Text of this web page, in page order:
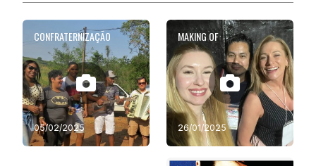
CONFRATERNIZAÇÃO
05/02/2025
MAKING OF
26/01/2025